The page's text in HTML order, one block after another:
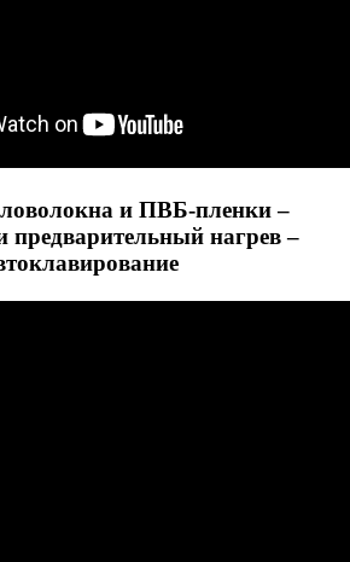
и ПВБ-пленки –
предварительный нагрев –